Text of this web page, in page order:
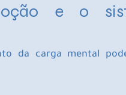
e o
da carga mental